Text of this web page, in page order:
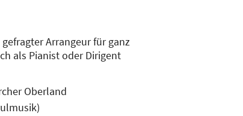
Arrangeur für ganz
als Pianist oder Dirigent
Oberland